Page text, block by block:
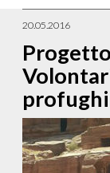
20.05.2016
Progetto